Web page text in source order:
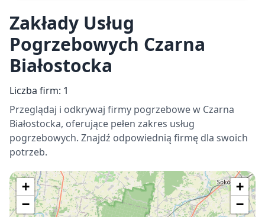
Zakłady Usług
Pogrzebowych Czarna
Białostocka
Liczba firm: 1
Przeglądaj i odkrywaj firmy pogrzebowe w Czarna
Białostocka, oferujące pełen zakres usług
pogrzebowych. Znajdź odpowiednią firmę dla swoich
potrzeb.
+
−
+
−